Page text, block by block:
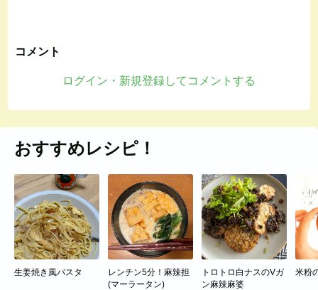
コメント
ログイン・新規登録してコメントする
おすすめレシピ！
生姜焼き風パスタ
レンチン5分！麻辣担
(マーラータン)
トロトロ白ナスのVガ
ン麻辣麻婆
米粉